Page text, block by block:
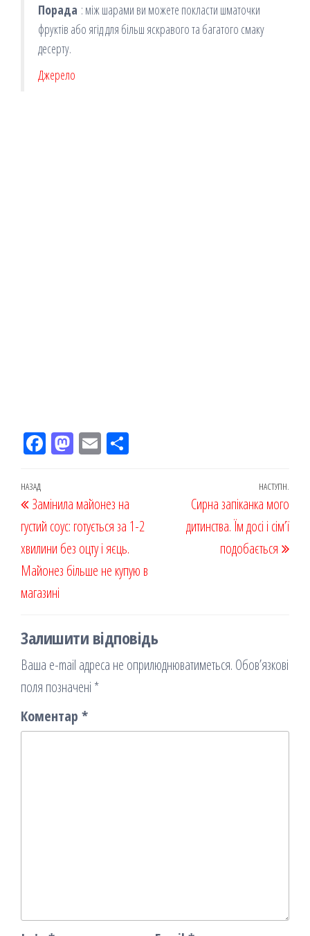
Порада : між шарами ви можете покласти шматочки
фруктів або ягід для більш яскравого та багатого смаку
десерту.
Джерело
Fac
k
M
on
Em
я
Навігація
записів
Попередній
запис
НАЗАД
Замінила майонез на
густий соус: готується за 1-2
хвилини без оцту і яєць.
Майонез більше не купую в
магазині
НАСТУПН.
Сирна запіканка мого
дитинства. Їм досі і сім’ї
подобається
Залишити відповідь
Ваша e-mail адреса не оприлюднюватиметься. Обов’язкові
поля позначені *
Коментар *